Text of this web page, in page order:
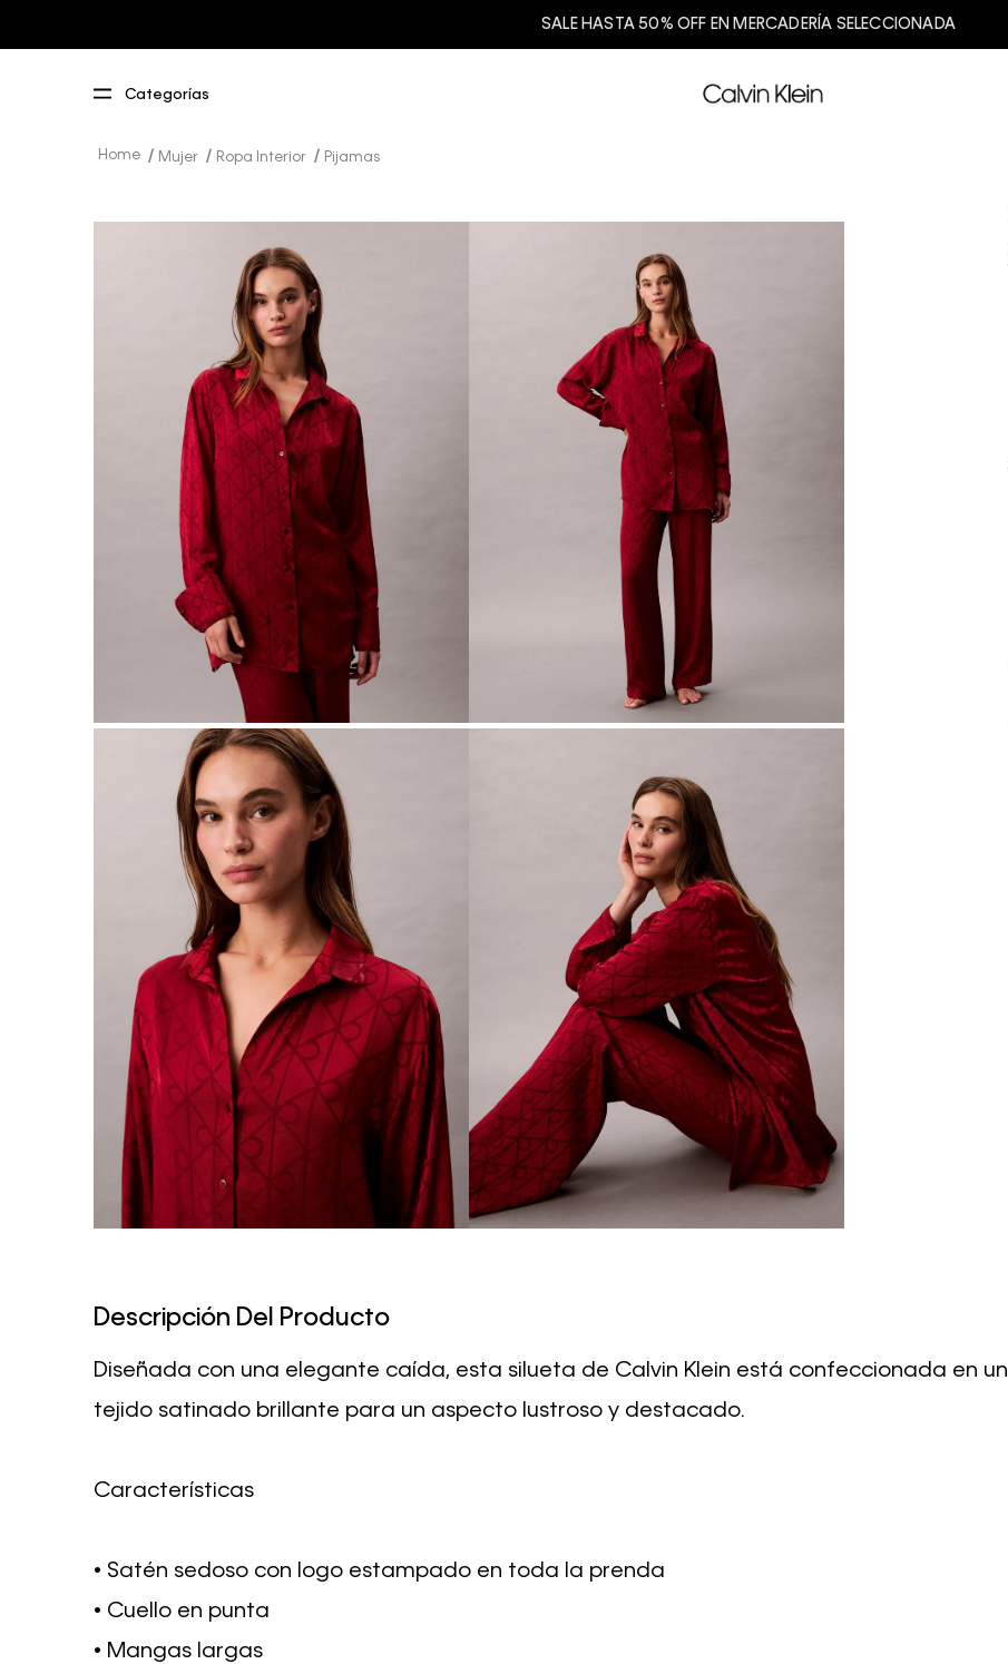
SALE HASTA 50% OFF EN MERCADERÍA SELECCIONADA
Mujer Ropa Interior Pijamas
Descripción Del Producto
Diseñada con una elegante caída, esta silueta de Calvin Klein está confeccionada en un
tejido satinado brillante para un aspecto lustroso y destacado.
Características
• Satén sedoso con logo estampado en toda la prenda
• Cuello en punta
• Mangas largas